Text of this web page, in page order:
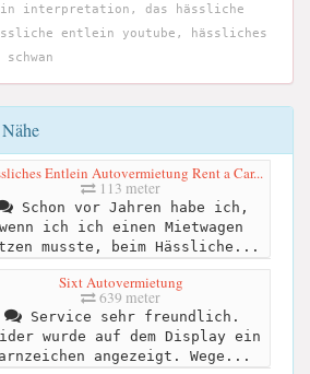
interpretation, das hässliche
entlein youtube, hässliches
Entlein Autovermietung Rent a Car...
113 meter
Schon vor Jahren habe ich,
wenn ich ich einen Mietwagen
musste, beim Hässliche...
Sixt Autovermietung
639 meter
Service sehr freundlich.
wurde auf dem Display ein
angezeigt. Wege...